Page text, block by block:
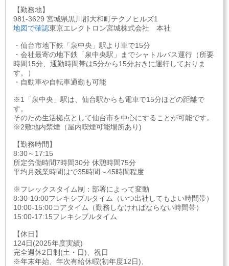
【勤務地】
981-3629 宮城県黒川郡大和町テクノヒルズ1
地図で確認東京エレクトロン宮城株式会社 本社
・仙台市地下鉄「泉中央」駅より車で15分
・会社最寄の地下鉄「泉中央駅」までシャトルバス運行（所要
時間15分、通勤時間帯は5分から15分おきに運行しておりま
す。）
・自動車や自転車通勤も可能
※1「泉中央」駅は、仙台駅からも電車で15分ほどの距離で
す。
そのため生活拠点として仙台市を中心にすることが可能です。
※2敷地内禁煙（屋内喫煙可能場所あり)
【勤務時間】
8:30～17:15
所定労働時間7時間30分 休憩時間75分
平均月残業時間はで35時間～45時間程度
※フレックスタイム制：部署によって変動
8:30-10:00フレキシブルタイム（いつ出社してもよい時間帯）
10:00-15:00コアタイム（勤務しなければならない時間帯）
15:00-17:15フレキシブルタイム
【休日】
124日(2025年度実績)
完全週休2日制(土・日)、祝日
※年末年始、年次有給休暇(初年度12日)、